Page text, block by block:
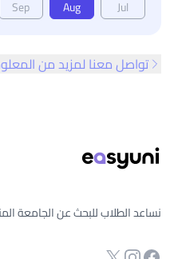
Jul
Aug
Sep
تواصل معنا لمزيد من
نساعد الطلاب للبحث عن الجامعة